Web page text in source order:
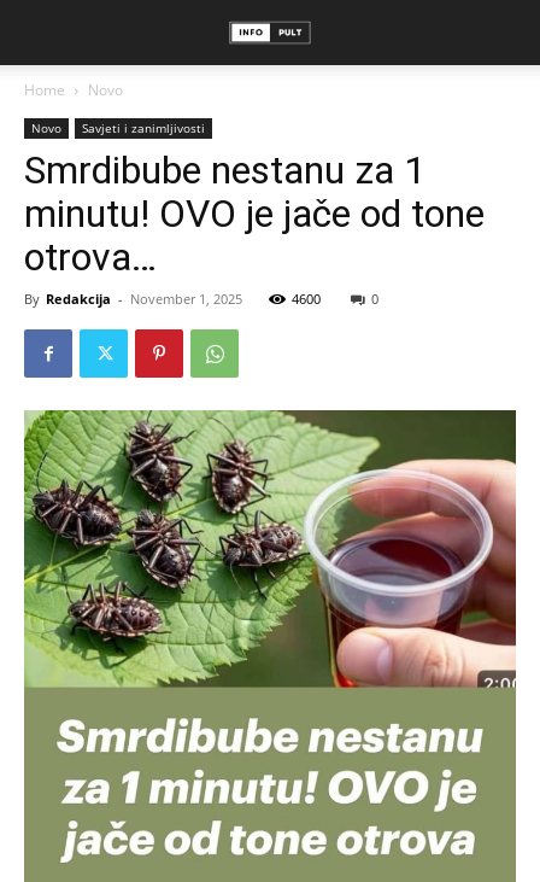
Home Novo
Novo Savjeti i zanimljivosti
Smrdibube nestanu za 1
minutu! OVO je jače od tone
otrova…
By Redakcija - November 1, 2025 4600 0